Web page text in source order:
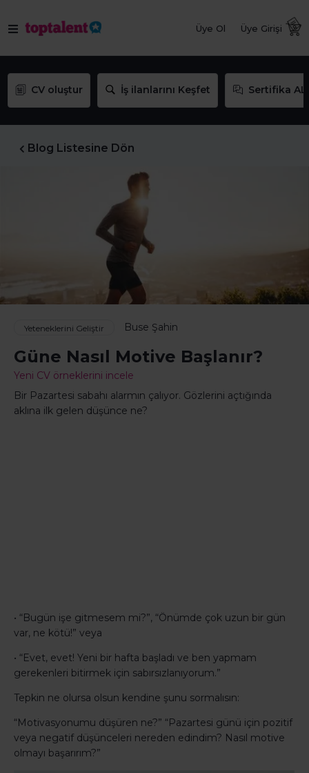
Üye Ol Üye Girişi
CV oluştur İş ilanlarını Keşfet Sertifika AL
Blog Listesine Dön
Yeteneklerini Geliştir Buse Şahin
Güne Nasıl Motive Başlanır?
Yeni CV örneklerini incele
Bir Pazartesi sabahı alarmın çalıyor. Gözlerini açtığında
aklına ilk gelen düşünce ne?
• “Bugün işe gitmesem mi?”, “Önümde çok uzun bir gün
var, ne kötü!” veya
• “Evet, evet! Yeni bir hafta başladı ve ben yapmam
gerekenleri bitirmek için sabırsızlanıyorum.”
Tepkin ne olursa olsun kendine şunu sormalısın:
“Motivasyonumu düşüren ne?” “Pazartesi günü için pozitif
veya negatif düşünceleri nereden edindim? Nasıl motive
olmayı başarırım?”